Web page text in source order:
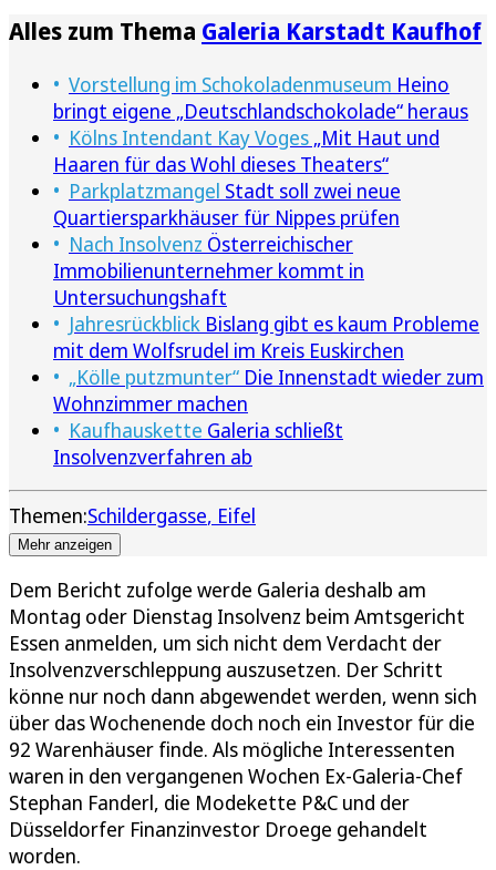
Alles zum Thema Galeria Karstadt Kaufhof
Vorstellung im Schokoladenmuseum Heino
bringt eigene „Deutschlandschokolade“ heraus
Kölns Intendant Kay Voges „Mit Haut und
Haaren für das Wohl dieses Theaters“
Parkplatzmangel Stadt soll zwei neue
Quartiersparkhäuser für Nippes prüfen
Nach Insolvenz Österreichischer
Immobilienunternehmer kommt in
Untersuchungshaft
Jahresrückblick Bislang gibt es kaum Probleme
mit dem Wolfsrudel im Kreis Euskirchen
„Kölle putzmunter“ Die Innenstadt wieder zum
Wohnzimmer machen
Kaufhauskette Galeria schließt
Insolvenzverfahren ab
Themen:Schildergasse Eifel
Mehr anzeigen
Dem Bericht zufolge werde Galeria deshalb am
Montag oder Dienstag Insolvenz beim Amtsgericht
Essen anmelden, um sich nicht dem Verdacht der
Insolvenzverschleppung auszusetzen. Der Schritt
könne nur noch dann abgewendet werden, wenn sich
über das Wochenende doch noch ein Investor für die
92 Warenhäuser finde. Als mögliche Interessenten
waren in den vergangenen Wochen Ex-Galeria-Chef
Stephan Fanderl, die Modekette P&C und der
Düsseldorfer Finanzinvestor Droege gehandelt
worden.